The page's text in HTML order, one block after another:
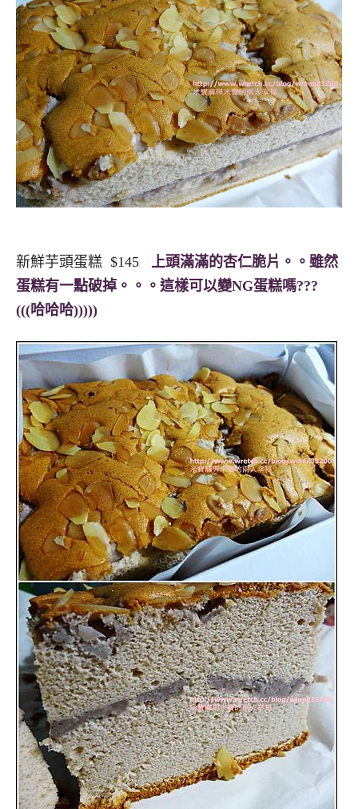
新鮮芋頭蛋糕 $145 上頭滿滿的杏仁脆片。。雖然
蛋糕有一點破掉。。。這樣可以變NG蛋糕嗎???
(((哈哈哈)))))